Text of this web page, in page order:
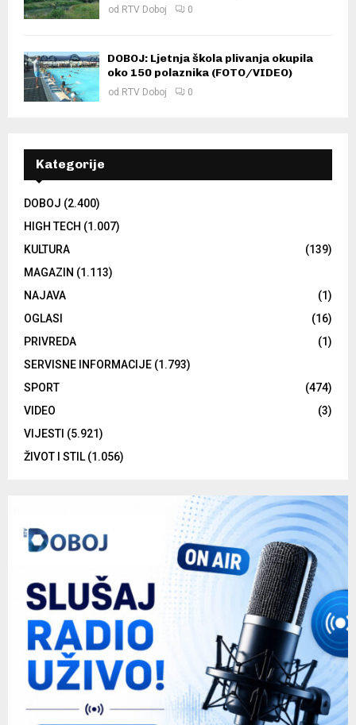
od RTV Doboj 0
DOBOJ: Ljetnja škola plivanja okupila
oko 150 polaznika (FOTO/VIDEO)
od RTV Doboj 0
Kategorije
DOBOJ (2.400)
HIGH TECH (1.007)
KULTURA
(139)
MAGAZIN (1.113)
NAJAVA
(1)
OGLASI
(16)
PRIVREDA
(1)
SERVISNE INFORMACIJE (1.793)
SPORT
(474)
VIDEO
(3)
VIJESTI (5.921)
ŽIVOT I STIL(1.056)